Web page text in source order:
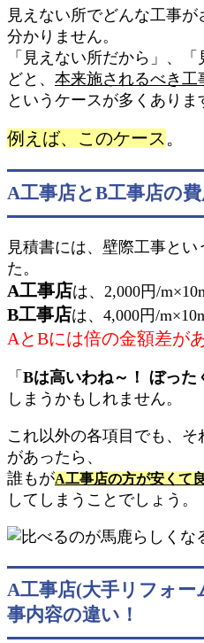
見えない所でどんな工事
分かりません。
「見えない所だから」、
どと、 本来施されるべき工
というケースが多くありま
例えば、このケース 。
A工事店とB工事店の費
見積書には、壁際工事と
た。
A工事店は、2,000円/
B工事店は、4,000円/
AとBには倍の金額差が
「 Bは高いわね～！ ぼった
しまうかもしれません。
これ以外の各項目でも、
があったら、
誰もがA工事店の方が安くて
してしまうことでしょう。
A工事店(大手リフォー
事内容の違い！